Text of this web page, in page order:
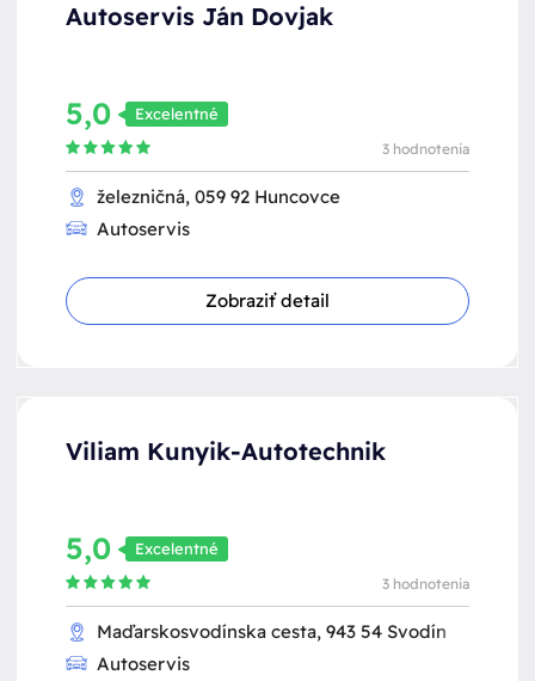
Autoservis Ján Dovjak
5,0 Excelentné
3 hodnotenia
železničná, 059 92 Huncovce
Autoservis
Zobraziť detail
Viliam Kunyik-Autotechnik
5,0 Excelentné
3 hodnotenia
Maďarskosvodínska cesta, 943 54 Svodín
Autoservis